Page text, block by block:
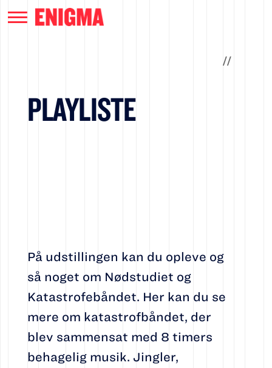
//
PLAYLISTE
På udstillingen kan du opleve og
så noget om Nødstudiet og
Katastrofebåndet. Her kan du se
mere om katastrofbåndet, der
blev sammensat med 8 timers
behagelig musik. Jingler,